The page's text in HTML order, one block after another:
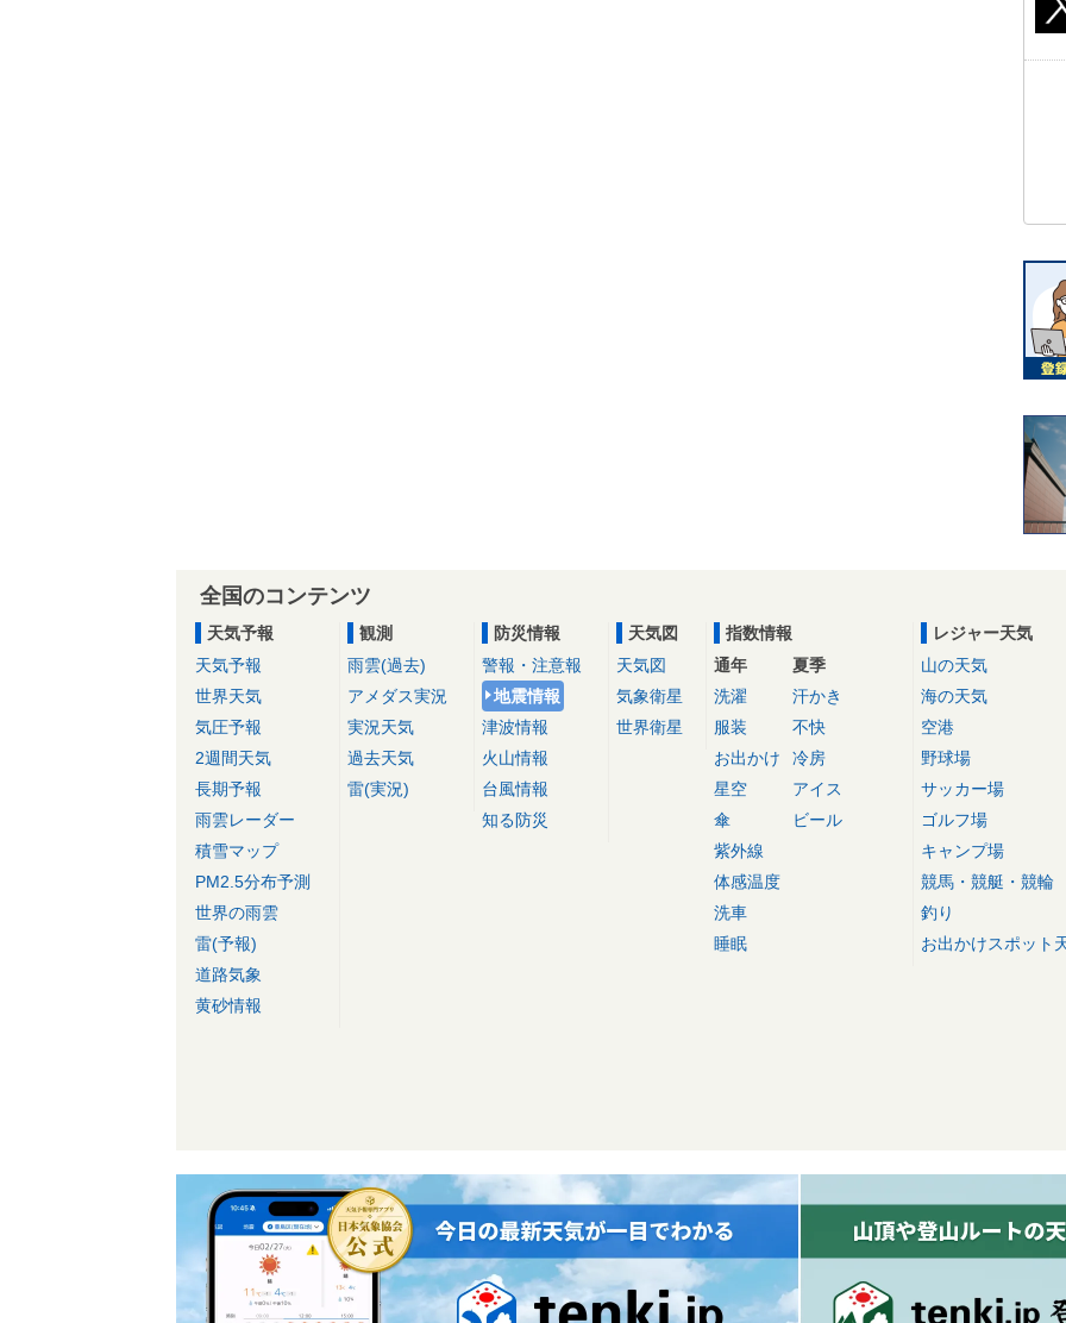
全国のコンテンツ
天気予報
天気予報
世界天気
気圧予報
2週間天気
長期予報
雨雲レーダー
積雪マップ
PM2.5分布予測
世界の雨雲
雷(予報)
道路気象
黄砂情報
観測
雨雲(過去)
アメダス実況
実況天気
過去天気
雷(実況)
防災情報
警報・注意報
地震情報
津波情報
火山情報
台風情報
知る防災
天気図
天気図
気象衛星
世界衛星
指数情報
通年
洗濯
服装
お出かけ
星空
傘
紫外線
体感温度
洗車
睡眠
夏季
汗かき
不快
冷房
アイス
ビール
レジャー天気
山の天気
海の天気
空港
野球場
サッカー場
ゴルフ場
キャンプ場
競馬・競艇・競輪
釣り
お出かけスポット